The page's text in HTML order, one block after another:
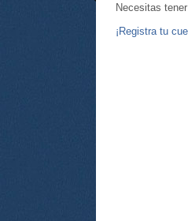
Necesitas
¡Registra tu